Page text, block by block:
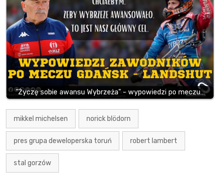
"Życzę sobie awansu Wybrzeża" - wypowiedzi po meczu…
mikkel michelsen norick blödorn
pres grupa deweloperska toruń robert lambert
stal gorzów